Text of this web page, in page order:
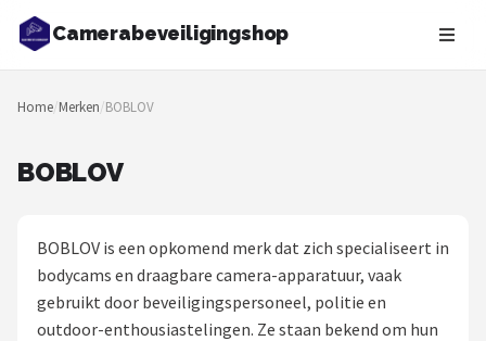
Camerabeveiligingshop
Zoeken
NAVIGATIE
Blog
Beveiligingscamera's
Home/Merken/BOBLOV
BOBLOV
BOBLOV is een opkomend merk dat zich specialiseert in
bodycams en draagbare camera-apparatuur, vaak
gebruikt door beveiligingspersoneel, politie en
outdoor-enthousiastelingen. Ze staan bekend om hun